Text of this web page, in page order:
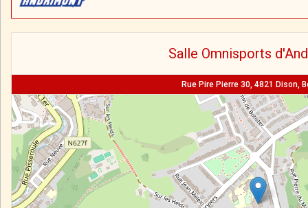
Salle Omnisports
Rue Pire Pierre 30, 4821 Dison,